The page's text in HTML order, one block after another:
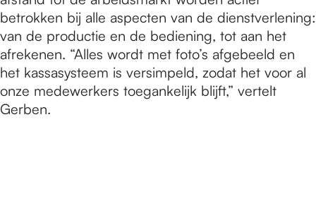
betrokken bij alle aspecten van de dienstverlening:
van de productie en de bediening, tot aan het
afrekenen. “Alles wordt met foto’s afgebeeld en
het kassasysteem is versimpeld, zodat het voor al
onze medewerkers toegankelijk blijft,” vertelt
Gerben.